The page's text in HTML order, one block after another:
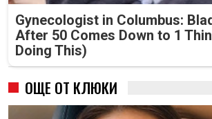
Gynecologist in Columbus:
After 50 Comes Down to 1
Doing This)
ОЩЕ ОТ КЛЮКИ